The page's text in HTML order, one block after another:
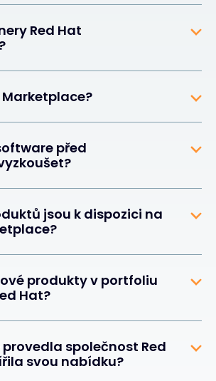
Red Hat
Marketplace?
před
jsou k dispozici na
produkty v portfoliu
Hat?
společnost Red
svou nabídku?